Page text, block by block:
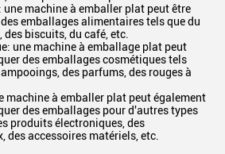
machine à emballer plat peut être
emballages alimentaires tels que du
biscuits, du café, etc.
une machine à emballage plat peut
des emballages cosmétiques tels
des parfums, des rouges à
machine à emballer plat peut également
des emballages pour d'autres types
produits électroniques, des
des accessoires matériels, etc.